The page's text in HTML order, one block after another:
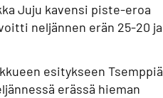
Juju kavensi piste-eroa
neljännen erän 25-20 ja
esitykseen Tsemppiä
erässä hieman